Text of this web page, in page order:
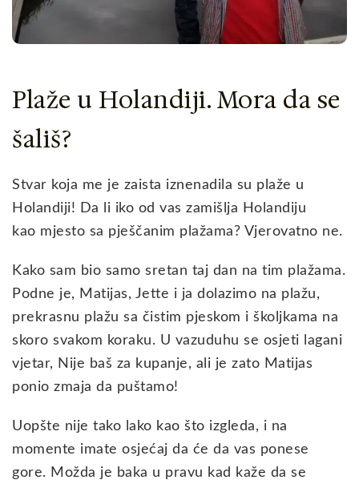
Plaže u Holandiji. Mora da se
šališ?
Stvar koja me je zaista iznenadila su plaže u
Holandiji! Da li iko od vas zamišlja Holandiju
kao mjesto sa pješčanim plažama? Vjerovatno ne.
Kako sam bio samo sretan taj dan na tim plažama.
Podne je, Matijas, Jette i ja dolazimo na plažu,
prekrasnu plažu sa čistim pjeskom i školjkama na
skoro svakom koraku. U vazuduhu se osjeti lagani
vjetar, Nije baš za kupanje, ali je zato Matijas
ponio zmaja da puštamo!
Uopšte nije tako lako kao što izgleda, i na
momente imate osjećaj da će da vas ponese
gore. Možda je baka u pravu kad kaže da se